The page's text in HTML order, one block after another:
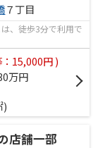
７丁目
、徒歩3分で利用で
15,000円 )
万円
)
店舗一部